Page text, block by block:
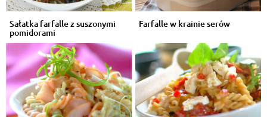
Sałatka farfalle z suszonymi
pomidorami
Farfalle w krainie serów